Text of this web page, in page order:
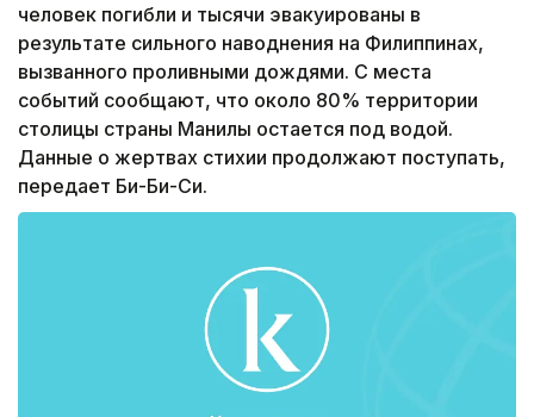
человек погибли и тысячи эвакуированы в
результате сильного наводнения на Филиппинах,
вызванного проливными дождями. С места
событий сообщают, что около 80% территории
столицы страны Манилы остается под водой.
Данные о жертвах стихии продолжают поступать,
передает Би-Би-Си.